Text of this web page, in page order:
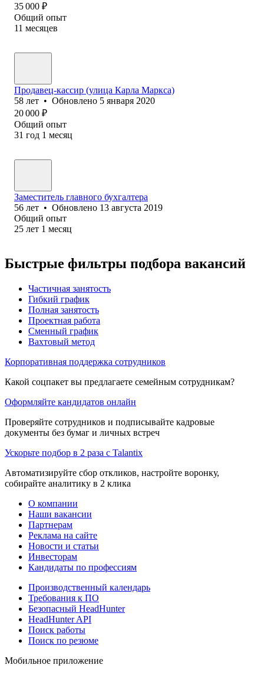
35 000 ₽
Общий опыт
11 месяцев
Продавец-кассир (улица Карла Маркса)
58 лет • Обновлено 5 января 2020
20 000 ₽
Общий опыт
31 год 1 месяц
Заместитель главного бухгалтера
56 лет • Обновлено 13 августа 2019
Общий опыт
25 лет 1 месяц
Быстрые фильтры подбора вакансий
Частичная занятость
Гибкий график
Полная занятость
Проектная работа
Сменный график
Вахтовый метод
Корпоративная поддержка сотрудников
Какой соцпакет вы предлагаете семейным сотрудникам?
Оформляйте кандидатов онлайн
Проверяйте сотрудников и подписывайте кадровые
документы без бумаг и личных встреч
Ускорьте подбор в 2 раза с Talantix
Автоматизируйте сбор откликов, настройте воронку,
собирайте аналитику в 2 клика
О компании
Наши вакансии
Партнерам
Реклама на сайте
Новости и статьи
Инвесторам
Кандидаты по профессиям
Производственный календарь
Требования к ПО
Безопасный HeadHunter
HeadHunter API
Поиск работы
Поиск по резюме
Мобильное приложение